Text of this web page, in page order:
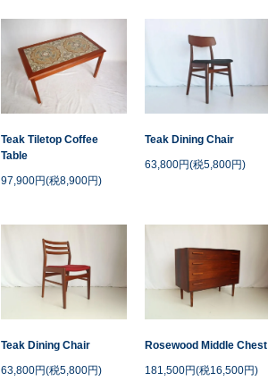
Teak Tiletop Coffee
Table
97,900円(税8,900円)
Teak Dining Chair
63,800円(税5,800円)
Teak Dining Chair
63,800円(税5,800円)
Rosewood Middle Chest
181,500円(税16,500円)